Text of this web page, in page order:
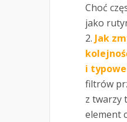
Choć
jako
Jak
i typowe
filtrów
z twarzy
element